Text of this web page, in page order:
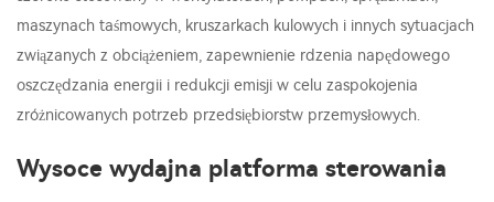
maszynach taśmowych, kruszarkach kulowych i innych sytuacjach
związanych z obciążeniem, zapewnienie rdzenia napędowego
oszczędzania energii i redukcji emisji w celu zaspokojenia
zróżnicowanych potrzeb przedsiębiorstw przemysłowych.
Wysoce wydajna platforma sterowania